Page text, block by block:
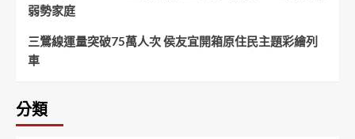
弱勢家庭
三鶯線運量突破75萬人次 侯友宜開箱原住民主題彩繪列
車
分類